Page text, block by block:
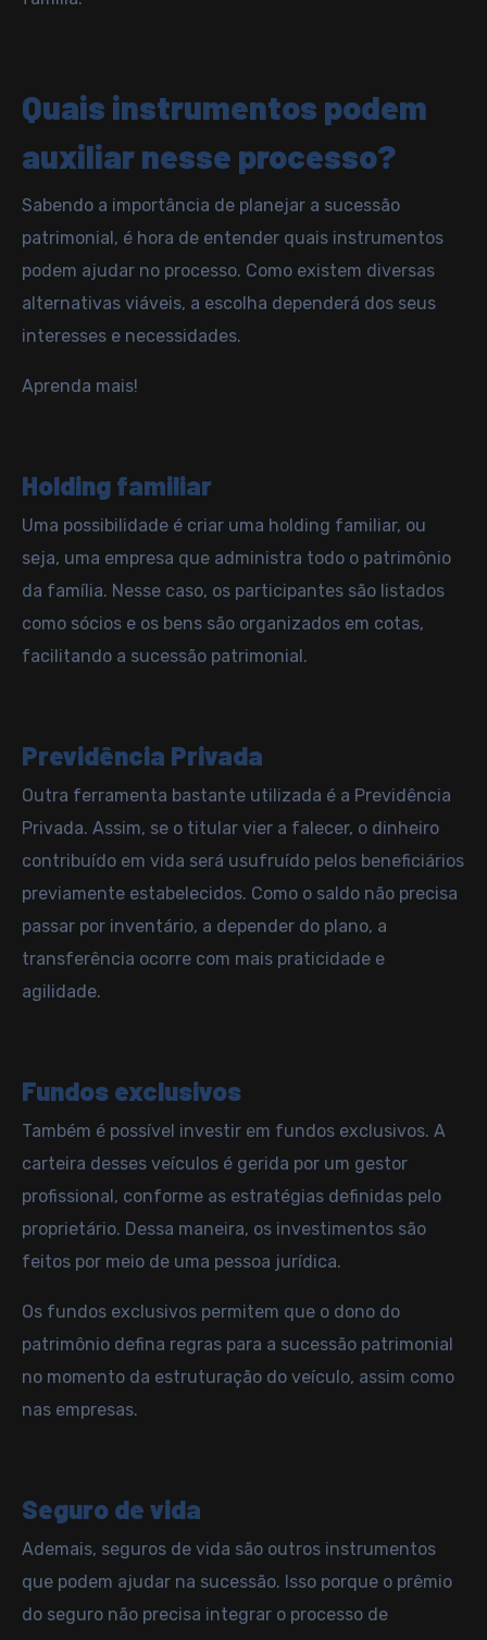
Quais instrumentos podem
auxiliar nesse processo?
Sabendo a importância de planejar a sucessão
patrimonial, é hora de entender quais instrumentos
podem ajudar no processo. Como existem diversas
alternativas viáveis, a escolha dependerá dos seus
interesses e necessidades.
Aprenda mais!
Holding familiar
Uma possibilidade é criar uma holding familiar, ou
seja, uma empresa que administra todo o patrimônio
da família. Nesse caso, os participantes são listados
como sócios e os bens são organizados em cotas,
facilitando a sucessão patrimonial.
Previdência Privada
Outra ferramenta bastante utilizada é a Previdência
Privada. Assim, se o titular vier a falecer, o dinheiro
contribuído em vida será usufruído pelos beneficiários
previamente estabelecidos. Como o saldo não precisa
passar por inventário, a depender do plano, a
transferência ocorre com mais praticidade e
agilidade.
Fundos exclusivos
Também é possível investir em fundos exclusivos. A
carteira desses veículos é gerida por um gestor
profissional, conforme as estratégias definidas pelo
proprietário. Dessa maneira, os investimentos são
feitos por meio de uma pessoa jurídica.
Os fundos exclusivos permitem que o dono do
patrimônio defina regras para a sucessão patrimonial
no momento da estruturação do veículo, assim como
nas empresas.
Seguro de vida
Ademais, seguros de vida são outros instrumentos
que podem ajudar na sucessão. Isso porque o prêmio
do seguro não precisa integrar o processo de